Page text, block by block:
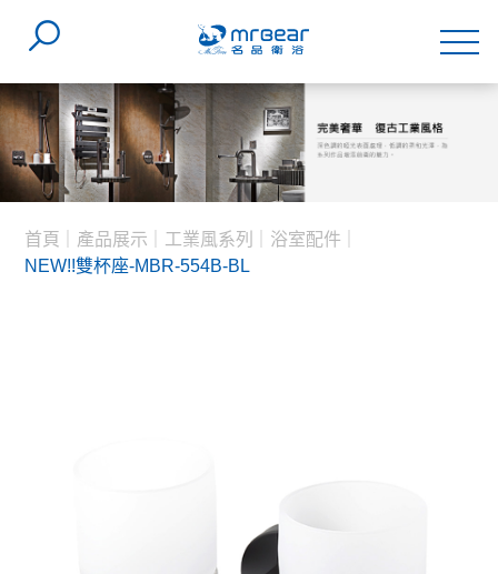
首頁 產品展示 工業風系列
浴室配件
NEW!!雙杯座-MBR-554B-BL